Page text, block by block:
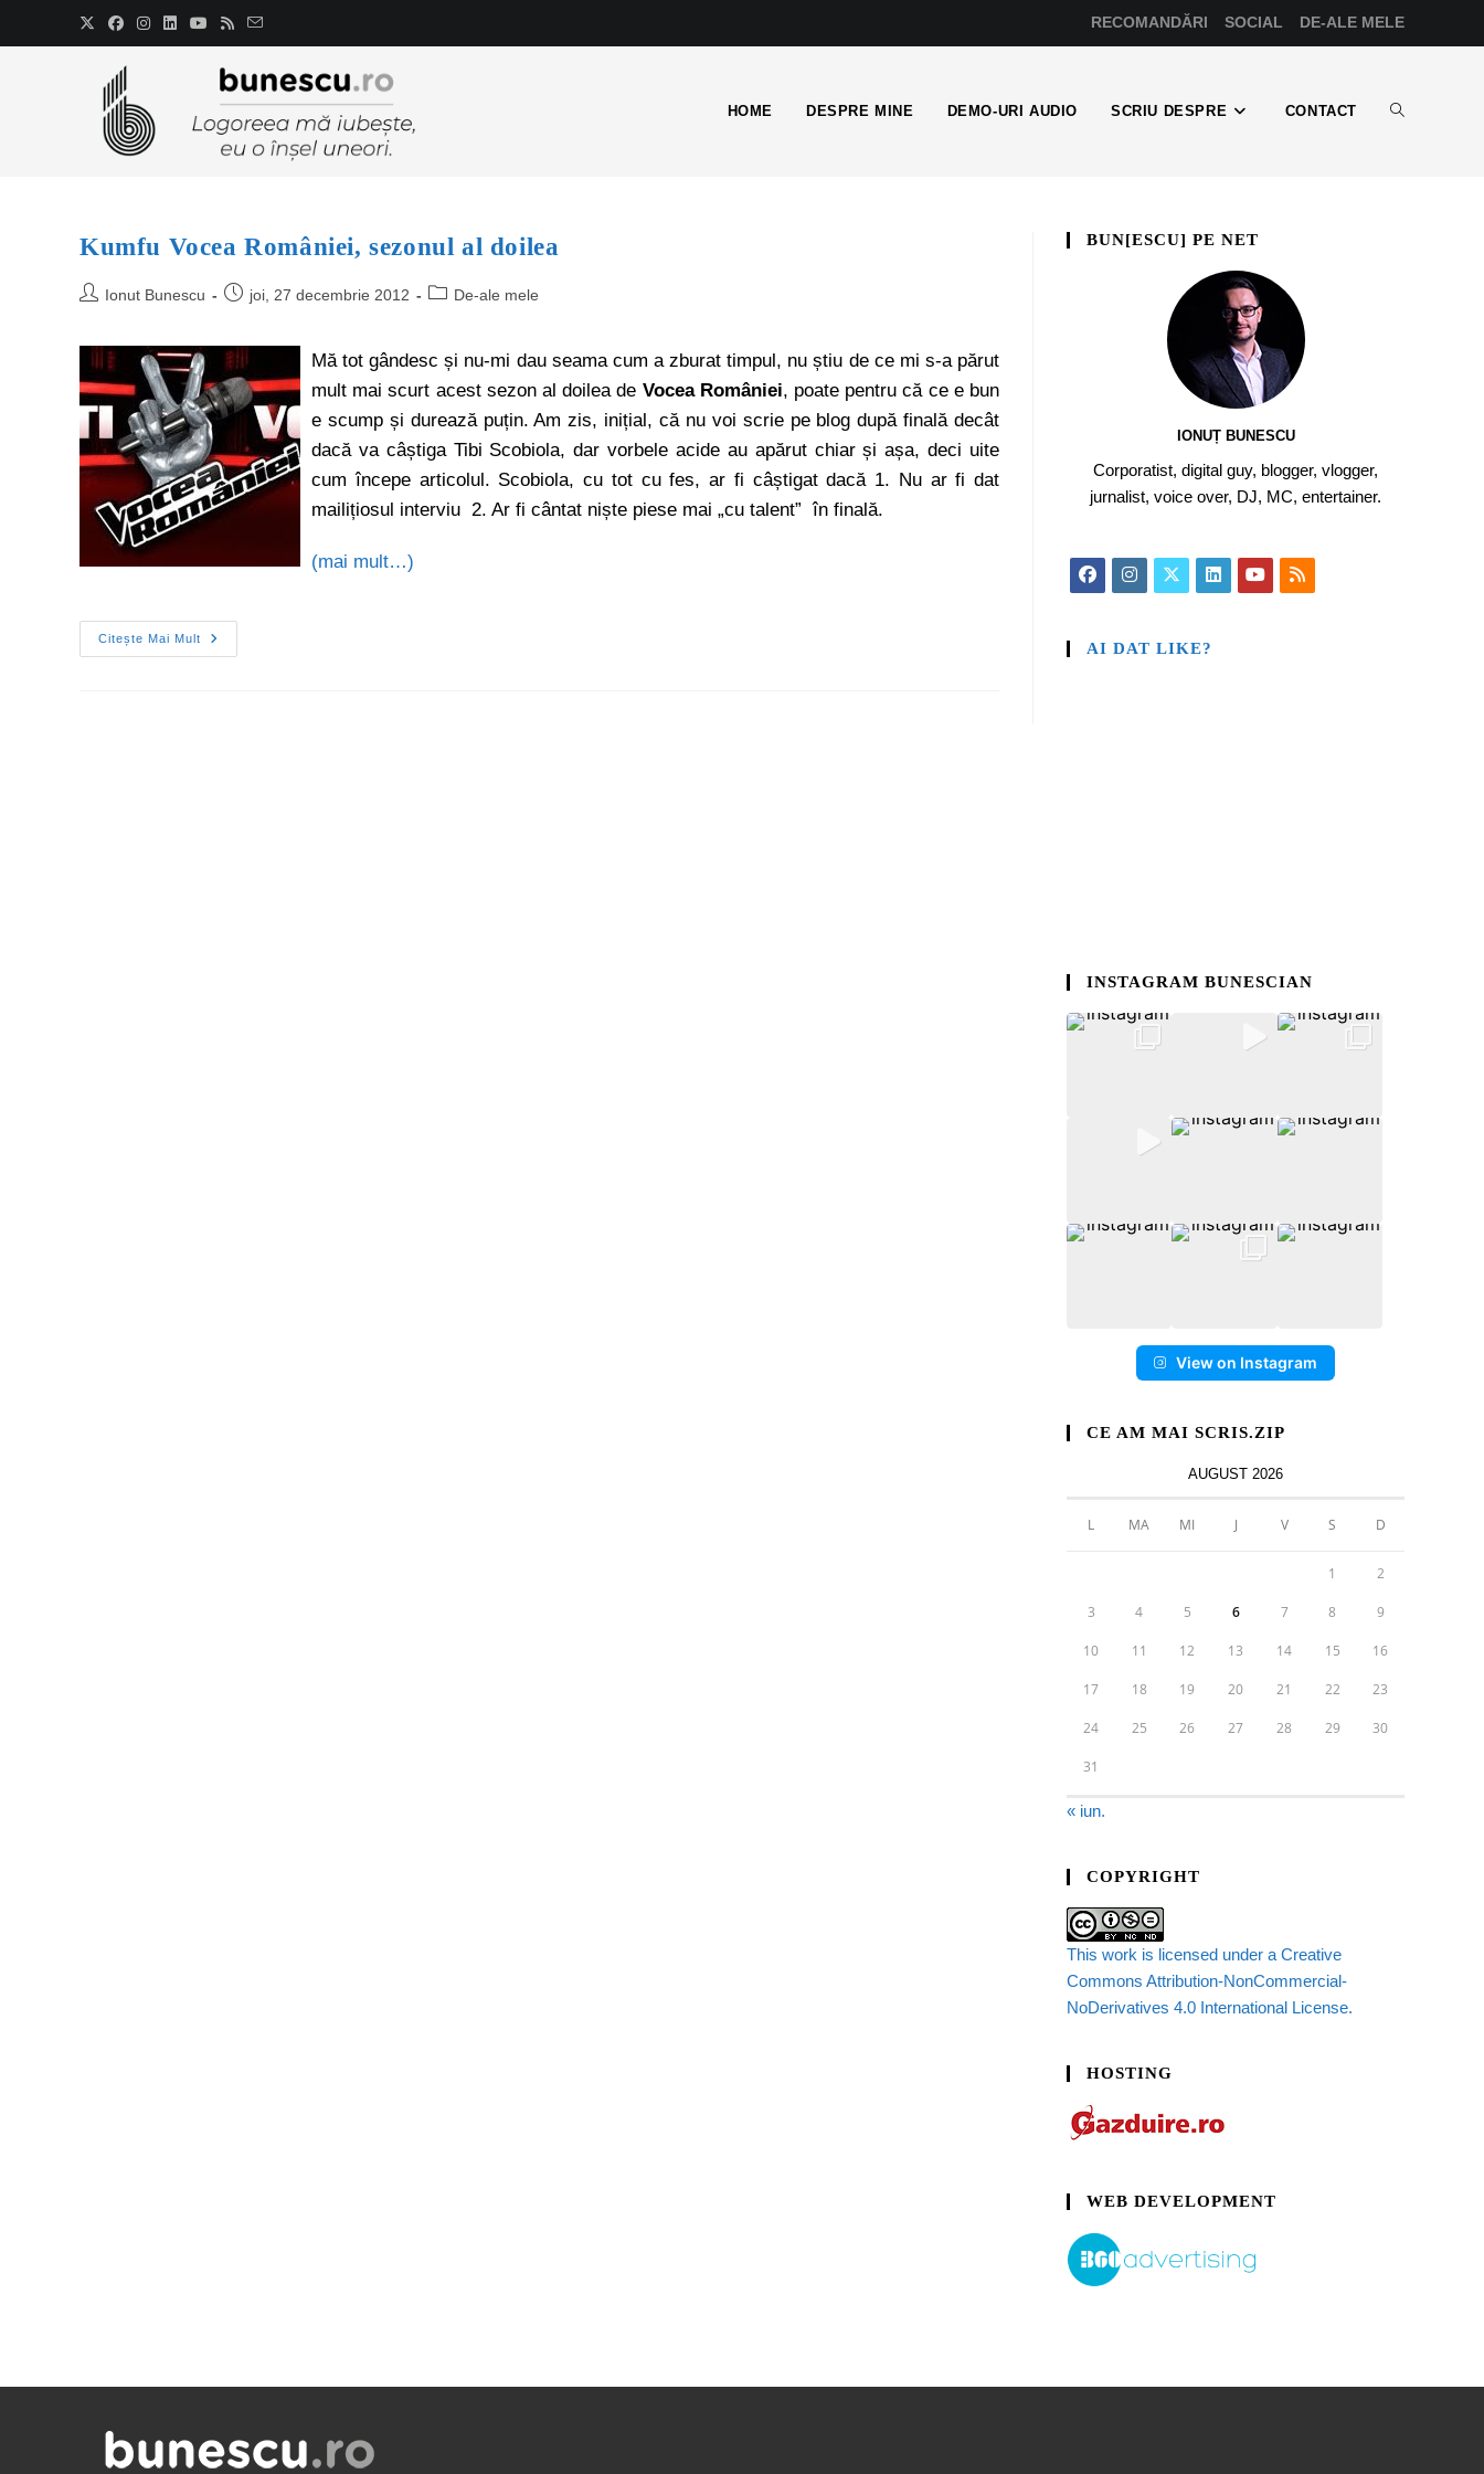
RECOMANDĂRI SOCIAL DE-ALE MELE
HOME DESPRE MINE DEMO-URI AUDIO SCRIU DESPRE CONTACT
Kumfu Vocea României, sezonul al doilea
Ionut Bunescu joi, 27 decembrie 2012 De-ale mele
Mă tot gândesc și nu-mi dau seama cum a zburat timpul, nu știu de ce mi s-a părut
mult mai scurt acest sezon al doilea de Vocea României, poate pentru că ce e bun
e scump și durează puțin. Am zis, inițial, că nu voi scrie pe blog după finală decât
dacă va câștiga Tibi Scobiola, dar vorbele acide au apărut chiar și așa, deci uite
cum începe articolul. Scobiola, cu tot cu fes, ar fi câștigat dacă 1. Nu ar fi dat
mailițiosul interviu 2. Ar fi cântat niște piese mai „cu talent” în finală.
(mai mult…)
Citește Mai Mult
BUN[ESCU] PE NET
IONUȚ BUNESCU
Corporatist, digital guy, blogger, vlogger,
jurnalist, voice over, DJ, MC, entertainer.
AI DAT LIKE?
INSTAGRAM BUNESCIAN
View on Instagram
CE AM MAI SCRIS.ZIP
AUGUST 2026
L MA MI J V S D
1 2
3 4 5 6 7 8 9
10 11 12 13 14 15 16
17 18 19 20 21 22 23
24 25 26 27 28 29 30
31
« iun.
COPYRIGHT
This work is licensed under a Creative
Commons Attribution-NonCommercial-
NoDerivatives 4.0 International License.
HOSTING
WEB DEVELOPMENT